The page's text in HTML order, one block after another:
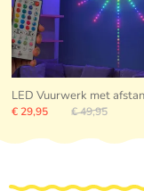
€ 29,95 € 49,95